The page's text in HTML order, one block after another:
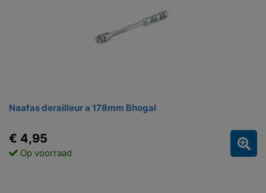
Naafas derailleur a 178mm Bhogal
€ 4,95
Op voorraad